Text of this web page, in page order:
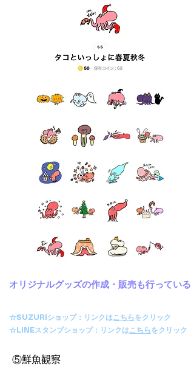
オリジナルグッズの作成・販売も行っている
☆SUZURIショップ：リンクはこちらをクリック
☆LINEスタンプショップ：リンクはこちらをクリック
⑤鮮魚観察